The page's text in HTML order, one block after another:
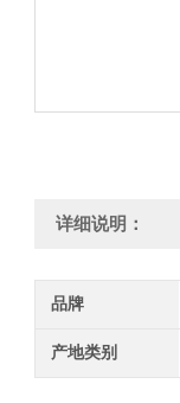
详细说明：
品牌
产地类别